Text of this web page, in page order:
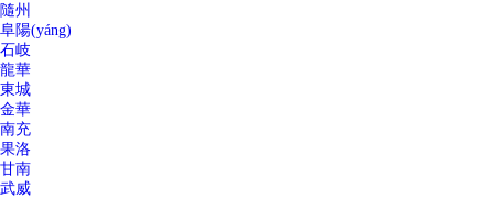
隨州
阜陽(yáng)
石岐
龍華
東城
金華
南充
果洛
甘南
武威